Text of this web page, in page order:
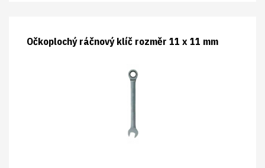
Očkoplochý ráčnový klíč rozměr 11 x 11 mm